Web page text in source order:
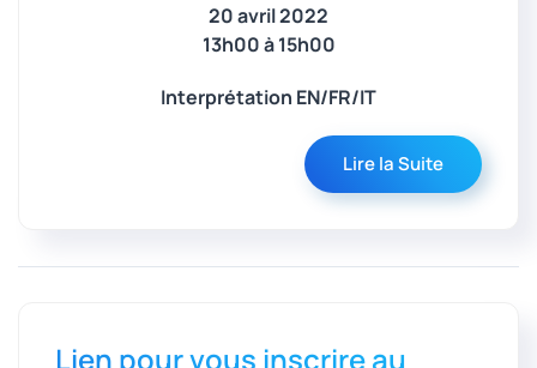
20 avril 2022
13h00 à 15h00
Interprétation EN/FR/IT
Lire la Suite
Lien pour vous inscrire au